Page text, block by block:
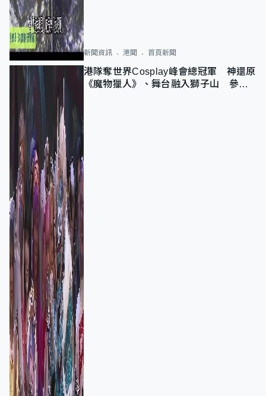
新聞資訊 港聞 首頁新聞
港隊奪世界Cosplay峰會總冠軍 神還原
《魔物獵人》、舞台融入獅子山 參賽